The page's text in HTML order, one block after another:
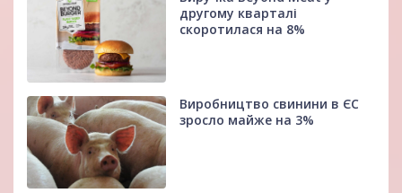
другому кварталі
скоротилася на 8%
Виробництво свинини в ЄС
зросло майже на 3%